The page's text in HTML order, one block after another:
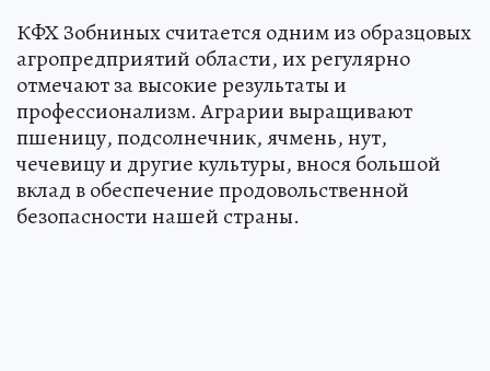
КФХ Зобниных считается одним из образцовых
агропредприятий области, их регулярно
отмечают за высокие результаты и
профессионализм. Аграрии выращивают
пшеницу, подсолнечник, ячмень, нут,
чечевицу и другие культуры, внося большой
вклад в обеспечение продовольственной
безопасности нашей страны.